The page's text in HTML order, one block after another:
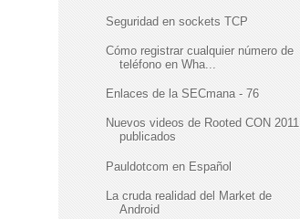
Seguridad en sockets TCP
Cómo registrar cualquier número de
teléfono en Wha...
Enlaces de la SECmana - 76
Nuevos videos de Rooted CON 2011
publicados
Pauldotcom en Español
La cruda realidad del Market de
Android